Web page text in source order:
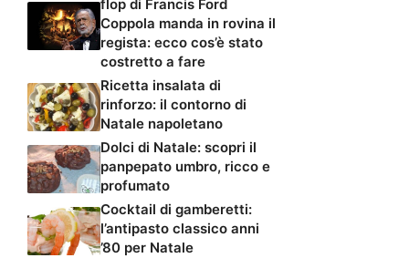
flop di Francis Ford
Coppola manda in rovina il
regista: ecco cos’è stato
costretto a fare
Ricetta insalata di
rinforzo: il contorno di
Natale napoletano
Dolci di Natale: scopri il
panpepato umbro, ricco e
profumato
Cocktail di gamberetti:
l’antipasto classico anni
’80 per Natale